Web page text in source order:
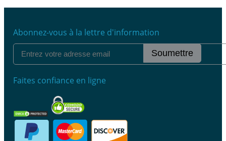
Abonnez-vous à la lettre d'information
Soumettre
Faites confiance en ligne